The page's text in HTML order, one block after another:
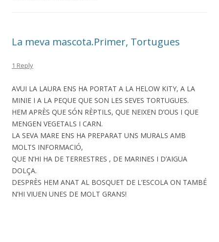
La meva mascota.Primer, Tortugues
1 Reply
AVUI LA LAURA ENS HA PORTAT A LA HELOW KITY, A LA
MINIE I A LA PEQUE QUE SON LES SEVES TORTUGUES.
HEM APRÈS QUE SÓN RÈPTILS, QUE NEIXEN D’OUS I QUE
MENGEN VEGETALS I CARN.
LA SEVA MARE ENS HA PREPARAT UNS MURALS AMB
MOLTS INFORMACIÓ,
QUE N’HI HA DE TERRESTRES , DE MARINES I D’AIGUA
DOLÇA.
DESPRÈS HEM ANAT AL BOSQUET DE L’ESCOLA ON TAMBÉ
N’HI VIUEN UNES DE MOLT GRANS!